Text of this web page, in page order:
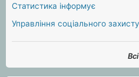
Статистика інформує
Управління соціального